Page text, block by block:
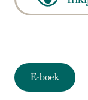
E-boek